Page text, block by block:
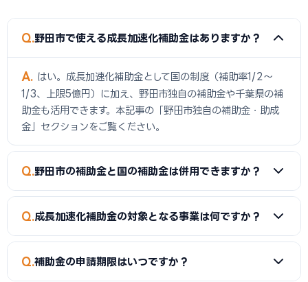
Q 野田市で使える成長加速化補助金はありますか？
A
はい。成長加速化補助金として国の制度（補助率1/2〜
1/3、上限5億円）に加え、野田市独自の補助金や千葉県の補
助金も活用できます。本記事の「野田市独自の補助金・助成
金」セクションをご覧ください。
Q 野田市の補助金と国の補助金は併用できますか？
A
同一経費への重複申請はできませんが、経費項目を分ける
確認ください。
Q 成長加速化補助金の対象となる事業は何ですか？
A
新市場進出（新たな市場への展開）、新製品開発、事業
Q 補助金の申請期限はいつですか？